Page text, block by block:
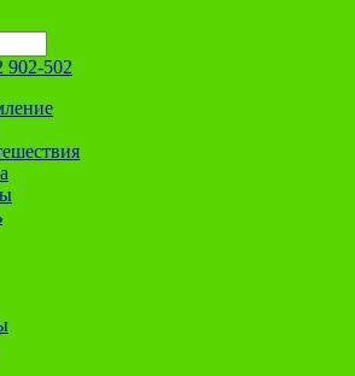
902-502